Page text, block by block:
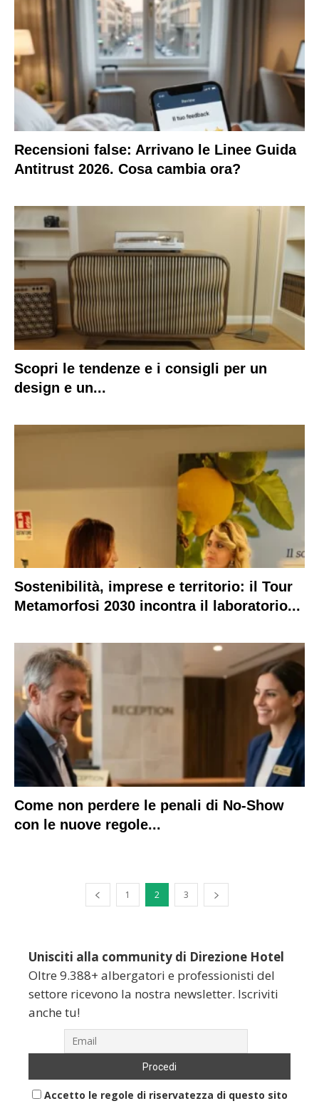
Recensioni false: Arrivano le Linee Guida
Antitrust 2026. Cosa cambia ora?
Scopri le tendenze e i consigli per un
design e un...
Sostenibilità, imprese e territorio: il Tour
Metamorfosi 2030 incontra il laboratorio...
Come non perdere le penali di No-Show
con le nuove regole...
1 2 3
Unisciti alla community di Direzione Hotel
Oltre 9.388+ albergatori e professionisti del
settore ricevono la nostra newsletter. Iscriviti
anche tu!
Accetto le regole di riservatezza di questo sito